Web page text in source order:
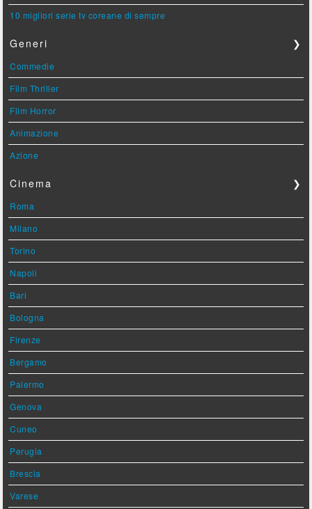
10 migliori serie tv coreane di sempre
Generi ❯
Commedie
Film Thriller
Film Horror
Animazione
Azione
Cinema ❯
Roma
Milano
Torino
Napoli
Bari
Bologna
Firenze
Bergamo
Palermo
Genova
Cuneo
Perugia
Brescia
Varese